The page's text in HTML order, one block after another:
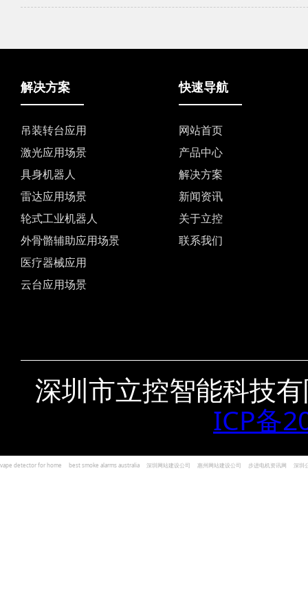
解决方案
吊装转台应用
激光应用场景
具身机器人
雷达应用场景
轮式工业机器人
外骨骼辅助应用场景
医疗器械应用
云台应用场景
快速导航
网站首页
产品中心
解决方案
新闻资讯
关于立控
联系我们
深圳市立控智能科技
ICP备
vape detector for home best smoke alarms australia 深圳网站建设公司 惠州网站建设公司 步进电机资讯网 深圳